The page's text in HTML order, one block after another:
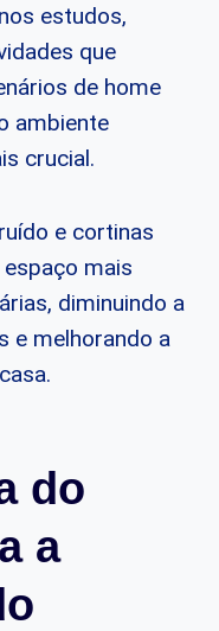
estudos,
que
de home
ambiente
crucial.
e cortinas
mais
diminuindo a
e melhorando a
do
a